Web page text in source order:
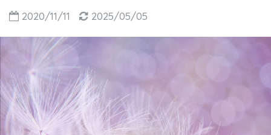
2020/11/11 2025/05/05